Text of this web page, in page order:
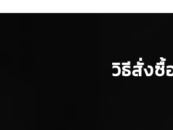
วิธีสั่งซื้